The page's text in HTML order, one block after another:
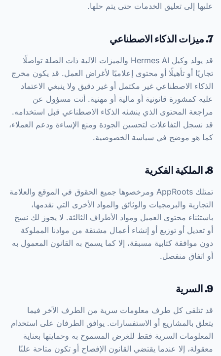
عليها إلى تعليق الخدمات حتى يتم حلها.
7. ميزات الذكاء الاصطناعي
قد يولد وكيل Hermes AI والميزات الآلية ذات الصلة تواصلًا
تجاريًا أو تأهيلًا أو محتوى إعلاميًا لأغراض العمل. قد يكون مخرج
الذكاء الاصطناعي غير مكتمل أو غير دقيق ولا ينبغي الاعتماد
عليه كمشورة قانونية أو مالية أو مهنية. أنت مسؤول عن
مراجعة المحتوى الذي ينشئه الذكاء الاصطناعي قبل استخدامه.
قد نسجل التفاعلات لتحسين الجودة ومنع الإساءة ودعم العملاء،
كما هو موضح في سياسة الخصوصية.
8. الملكية الفكرية
تمتلك AppRoots ومرخصوها جميع الحقوق في الموقع والعلامة
التجارية والبرمجيات والوثائق والمواد الأخرى التي نقدمها،
باستثناء محتوى العميل ومواد الأطراف الثالثة. لا يجوز لك نسخ
أو تعديل أو توزيع أو إنشاء أعمال مشتقة من موادنا المملوكة
دون موافقة كتابية مسبقة، إلا كما يسمح به القانون المعمول به
أو اتفاق منفصل.
9. السرية
قد تتلقى كل طرف معلومات سرية من الطرف الآخر فيما
يتعلق بالمشاريع أو الاستفسارات. يوافق الطرفان على استخدام
المعلومات السرية فقط للغرض المسموح به وحمايتها بعناية
معقولة، إلا عندما يقتضي القانون الإفصاح أو تكون متاحة علنًا